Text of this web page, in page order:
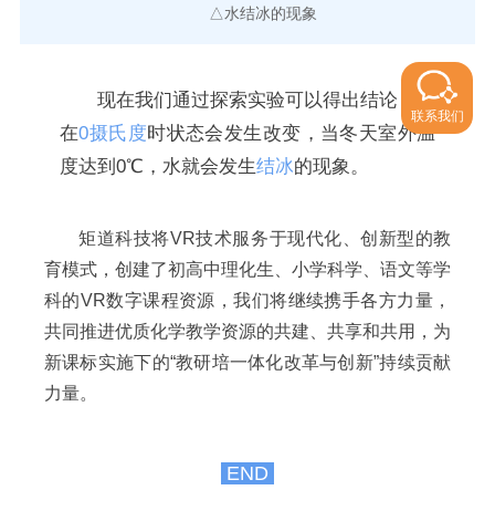
△水结冰的现象
现在我们通过探索实验可以得出结论：水
在0摄氏度时状态会发生改变，当冬天室外温
度达到0℃，水就会发生结冰的现象。
矩道科技将VR技术服务于现代化、创新型的教
育模式，创建了初高中理化生、小学科学、语文等学
科的VR数字课程资源，我们将继续携手各方力量，
共同推进优质化学教学资源的共建、共享和共用，为
新课标实施下的“教研培一体化改革与创新”持续贡献
力量。
END
联系我们